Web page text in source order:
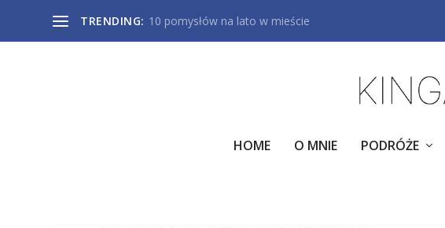
TRENDING: 10 pomysłów na lato w mieście
HOME O MNIE PODRÓŻE